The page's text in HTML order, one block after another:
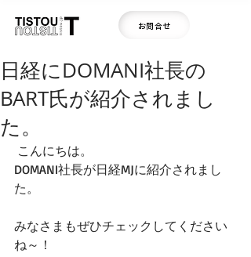
お問合せ
日経にDOMANI社長の
BART氏が紹介されまし
た。
こんにちは。
DOMANI社長が日経MJに紹介されまし
た。
みなさまもぜひチェックしてください
ね～！